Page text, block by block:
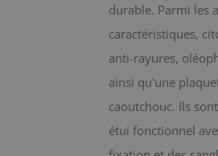
durable. Parmi les
caractéristiques,
anti-rayures,
ainsi qu'une
caoutchouc. Ils
étui fonctionnel